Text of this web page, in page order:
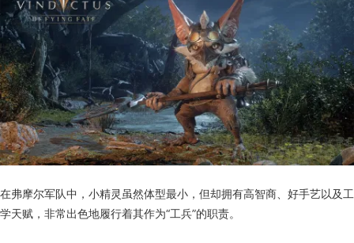
在弗摩尔军队中，小精灵虽然体型最小，但却拥有高智商、好手艺以及工
学天赋，非常出色地履行着其作为“工兵”的职责。